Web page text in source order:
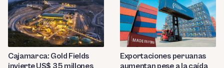
Cajamarca: Gold Fields
invierte US$ 35 millones
Exportaciones peruanas
aumentan pese a la caída